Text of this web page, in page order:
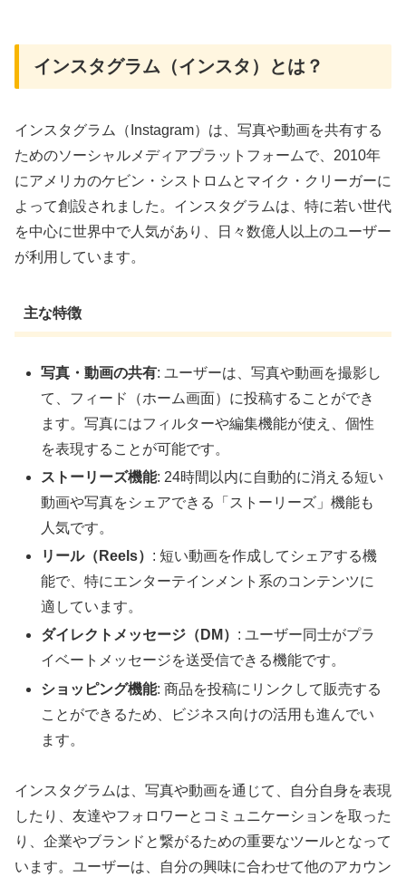
インスタグラム（インスタ）とは？
インスタグラム（Instagram）は、写真や動画を共有する
ためのソーシャルメディアプラットフォームで、2010年
にアメリカのケビン・シストロムとマイク・クリーガーに
よって創設されました。インスタグラムは、特に若い世代
を中心に世界中で人気があり、日々数億人以上のユーザー
が利用しています。
主な特徴
写真・動画の共有: ユーザーは、写真や動画を撮影し
て、フィード（ホーム画面）に投稿することができ
ます。写真にはフィルターや編集機能が使え、個性
を表現することが可能です。
ストーリーズ機能: 24時間以内に自動的に消える短い
動画や写真をシェアできる「ストーリーズ」機能も
人気です。
リール（Reels） : 短い動画を作成してシェアする機
能で、特にエンターテインメント系のコンテンツに
適しています。
ダイレクトメッセージ（DM） : ユーザー同士がプラ
イベートメッセージを送受信できる機能です。
ショッピング機能: 商品を投稿にリンクして販売する
ことができるため、ビジネス向けの活用も進んでい
ます。
インスタグラムは、写真や動画を通じて、自分自身を表現
したり、友達やフォロワーとコミュニケーションを取った
り、企業やブランドと繋がるための重要なツールとなって
います。ユーザーは、自分の興味に合わせて他のアカウン